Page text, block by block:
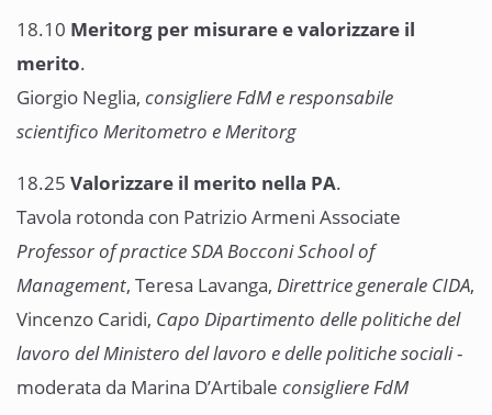
18.10 Meritorg per misurare e valorizzare il
merito.
Giorgio Neglia, consigliere FdM e responsabile
scientifico Meritometro e Meritorg
18.25 Valorizzare il merito nella PA.
Tavola rotonda con Patrizio Armeni Associate
Professor of practice SDA Bocconi School of
Management, Teresa Lavanga, Direttrice generale CIDA,
Vincenzo Caridi, Capo Dipartimento delle politiche del
lavoro del Ministero del lavoro e delle politiche sociali-
moderata da Marina D’Artibale consigliere FdM